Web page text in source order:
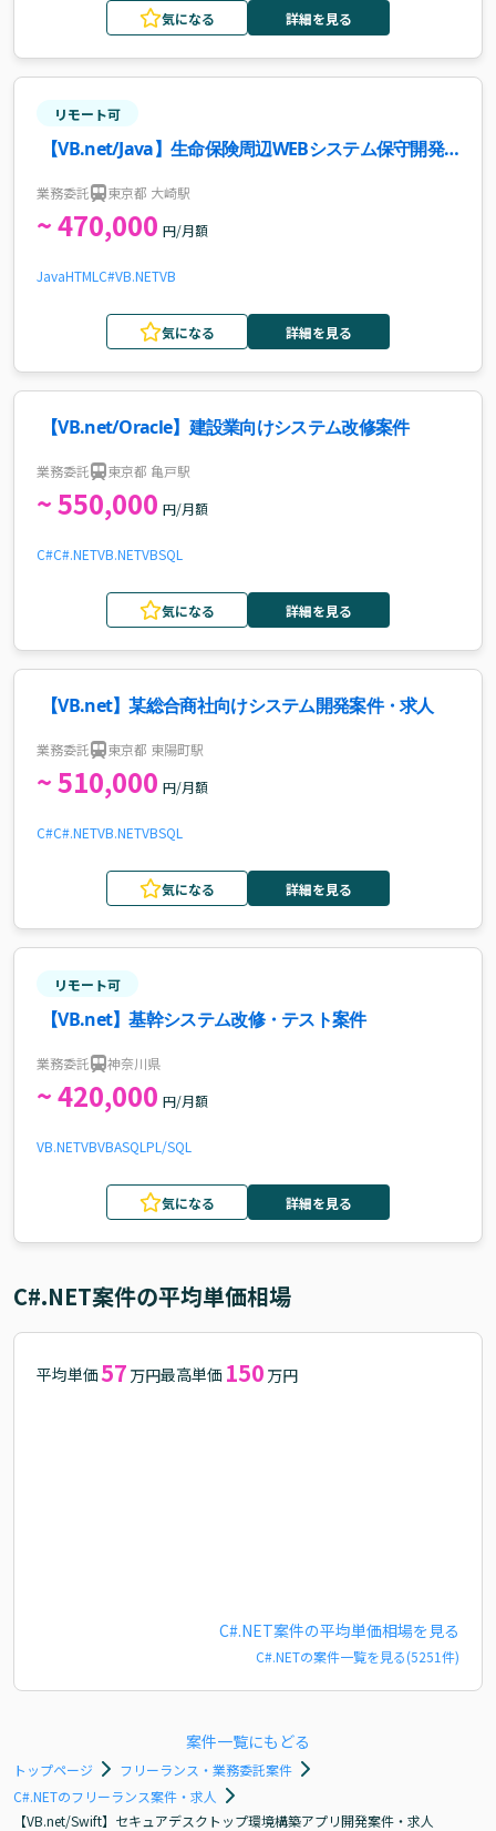
気になる 詳細を見る
リモート可
【VB.net/Java】生命保険周辺WEBシステム保守開発
業務委託 東京都 大崎駅
~ 470,000 円/月額
JavaHTML C#VB.NETVB
気になる 詳細を見る
【VB.net/Oracle】建設業向けシステム改修案件
業務委託 東京都 亀戸駅
~ 550,000 円/月額
C#C#.NETVB.NETVBSQL
気になる 詳細を見る
【VB.net】某総合商社向けシステム開発案件・求人
業務委託 東京都 東陽町駅
~ 510,000 円/月額
C#C#.NETVB.NETVBSQL
気になる 詳細を見る
リモート可
【VB.net】基幹システム改修・テスト案件
業務委託 神奈川県
~ 420,000 円/月額
VB.NETVBVBASQL PL/SQL
気になる 詳細を見る
C#.NET案件の平均単価相場
平均単価57 万円最高単価 150 万円
C#.NET案件の平均単価相場を見る
C#.NETの案件一覧を見る(5251件)
案件一覧にもどる
トップページ
フリーランス・業務委託案件
C#.NETのフリーランス案件・求人
【VB.net/Swift】セキュアデスクトップ環境構築アプリ開発案件・求人